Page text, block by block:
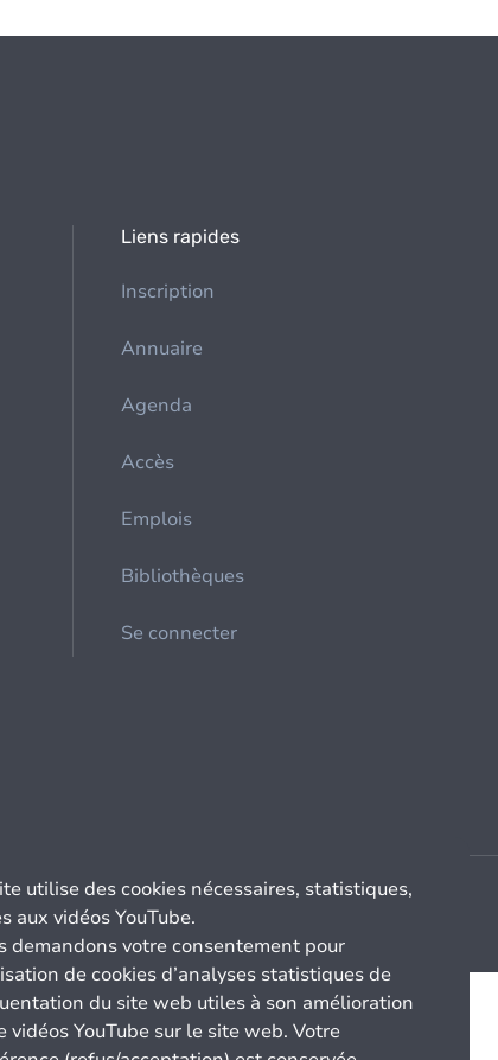
Liens rapides
Inscription
Annuaire
Agenda
Accès
Emplois
Bibliothèques
Se connecter
utilise des cookies nécessaires, statistiques,
aux vidéos YouTube.
demandons votre consentement pour
de cookies d’analyses statistiques de
du site web utiles à son amélioration
vidéos YouTube sur le site web. Votre